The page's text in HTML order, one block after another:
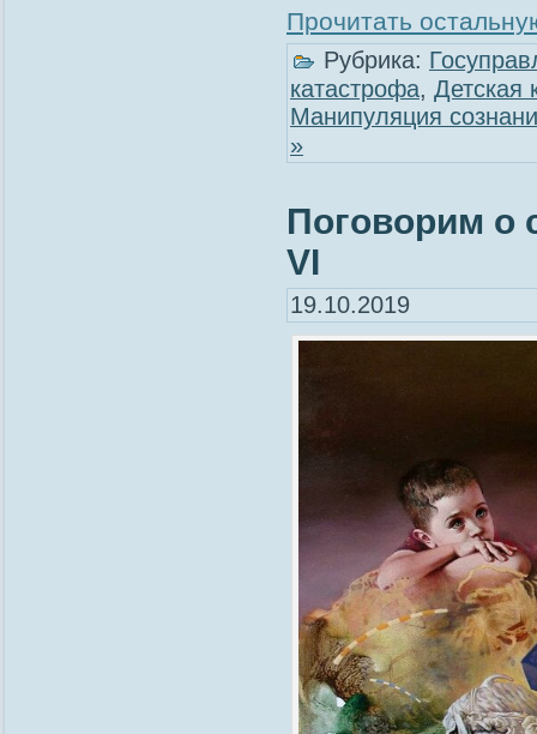
Прочитать
Рубрика:
катастрофа, Детская
Манипуляция
»
Поговорим о
VI
19.10.2019